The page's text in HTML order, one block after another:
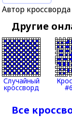
12.
набросок картины,
выполненный
13.
телефильм.
15.То, чем
18.В
сектантстве:
религиозного
Автор
Другие
Случайный
кроссворд
Все